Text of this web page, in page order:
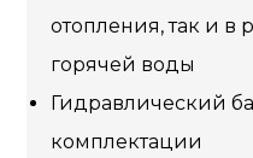
отопления, так и в
горячей воды
Гидравлический
комплектации